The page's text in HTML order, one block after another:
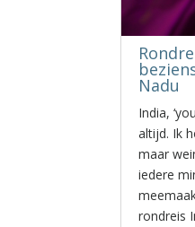
Nadu
India,
altijd. Ik
maar
iedere
rondreis